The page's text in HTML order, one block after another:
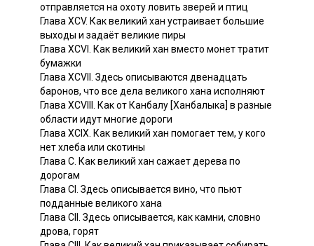
отправляется на охоту ловить зверей и птиц
Глава XCV. Как великий хан устраивает большие
выходы и задаёт великие пиры
Глава XCVI. Как великий хан вместо монет тратит
бумажки
Глава XCVII. Здесь описываются двенадцать
баронов, что все дела великого хана исполняют
Глава XCVIII. Как от Канбалу [Ханбалыка] в разные
области идут многие дороги
Глава XCIX. Как великий хан помогает тем, у кого
нет хлеба или скотины
Глава С. Как великий хан сажает дерева по
дорогам
Глава CI. Здесь описывается вино, что пьют
подданные великого хана
Глава СII. Здесь описывается, как камни, словно
дрова, горят